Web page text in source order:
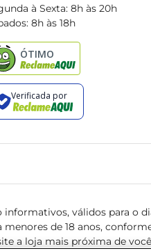
à Sexta: 8h às 20h
8h às 18h
válidos para o
de 18 anos,
a loja mais próxima de